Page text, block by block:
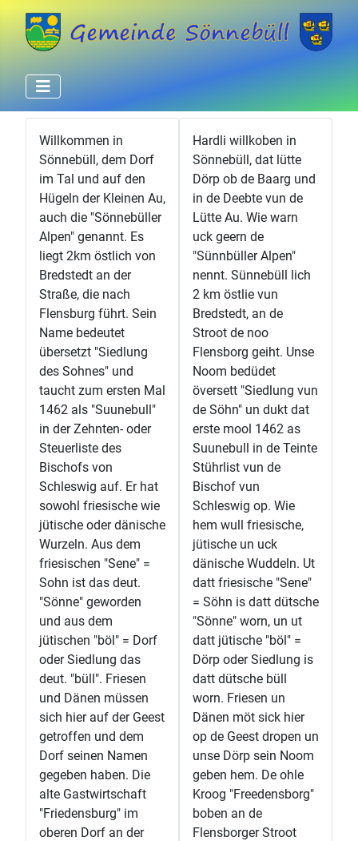
Willkommen in
Sönnebüll, dem Dorf
im Tal und auf den
Hügeln der Kleinen Au,
auch die "Sönnebüller
Alpen" genannt. Es
liegt 2km östlich von
Bredstedt an der
Straße, die nach
Flensburg führt. Sein
Name bedeutet
übersetzt "Siedlung
des Sohnes" und
taucht zum ersten Mal
1462 als "Suunebull"
in der Zehnten- oder
Steuerliste des
Bischofs von
Schleswig auf. Er hat
sowohl friesische wie
jütische oder dänische
Wurzeln. Aus dem
friesischen "Sene" =
Sohn ist das deut.
"Sönne" geworden
und aus dem
jütischen "böl" = Dorf
oder Siedlung das
deut. "büll". Friesen
und Dänen müssen
sich hier auf der Geest
getroffen und dem
Dorf seinen Namen
gegeben haben. Die
alte Gastwirtschaft
"Friedensburg" im
oberen Dorf an der
Hardli willkoben in
Sönnebüll, dat lütte
Dörp ob de Baarg und
in de Deebte vun de
Lütte Au. Wie warn
uck geern de
"Sünnbüller Alpen"
nennt. Sünnebüll lich
2 km östlie vun
Bredstedt, an de
Stroot de noo
Flensborg geiht. Unse
Noom bedüdet
översett "Siedlung vun
de Söhn" un dukt dat
erste mool 1462 as
Suunebull in de Teinte
Stührlist vun de
Bischof vun
Schleswig op. Wie
hem wull friesische,
jütische un uck
dänische Wuddeln. Ut
datt friesische "Sene"
= Söhn is datt dütsche
"Sönne" worn, un ut
datt jütische "böl" =
Dörp oder Siedlung is
datt dütsche büll
worn. Friesen un
Dänen möt sick hier
op de Geest dropen un
unse Dörp sein Noom
geben hem. De ohle
Kroog "Freedensborg"
boben an de
Flensborger Stroot